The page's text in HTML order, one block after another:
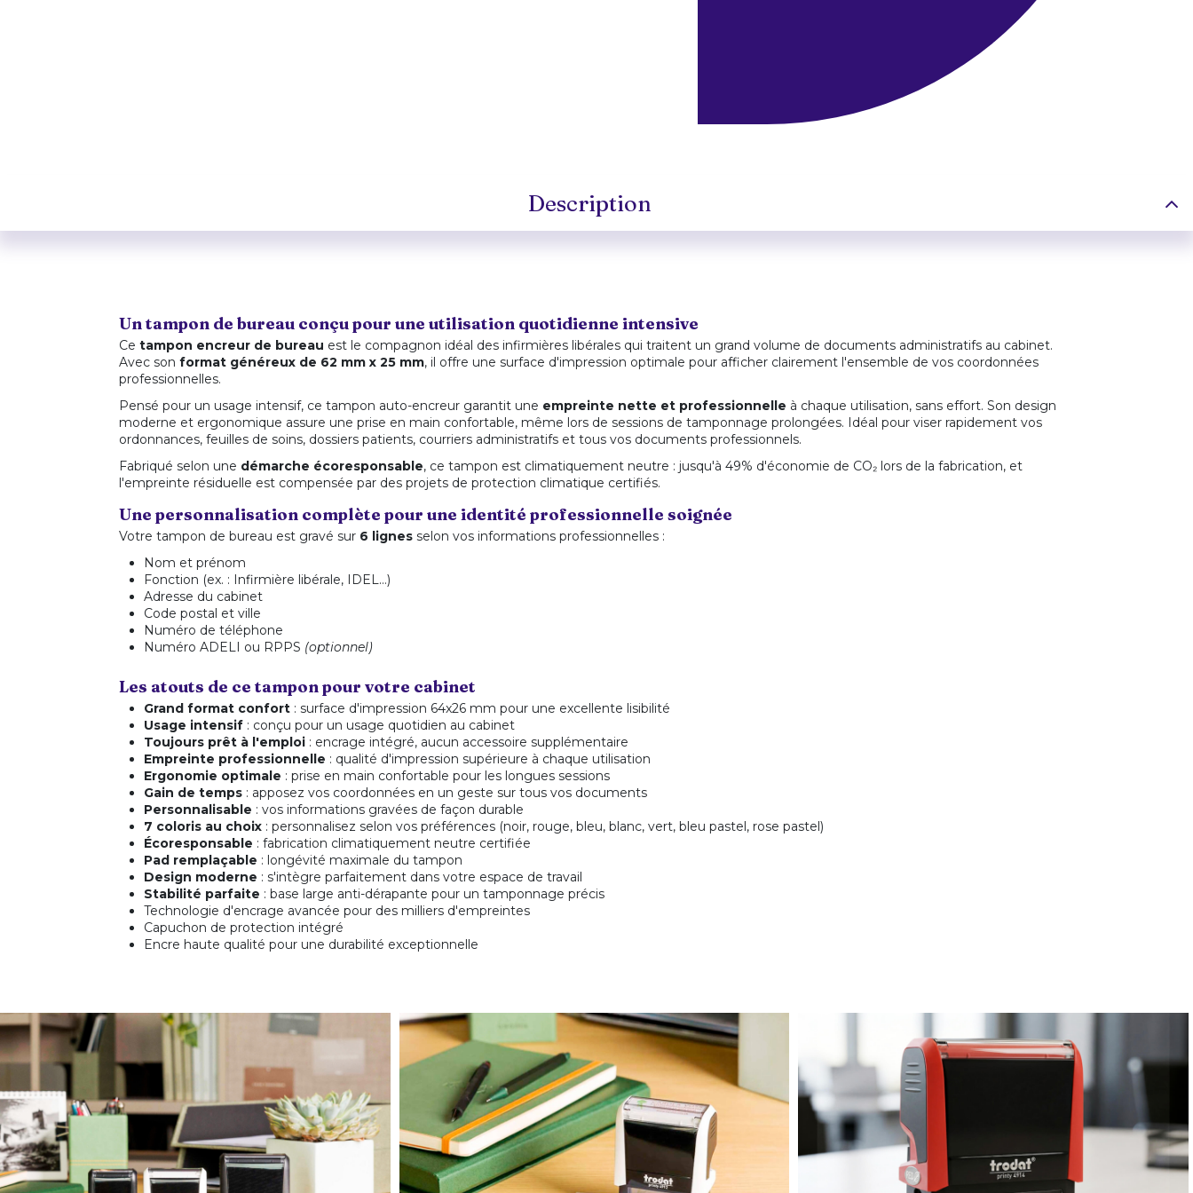
Description
Un tampon de bureau conçu pour une utilisation quotidienne intensive
Cetampon encreur de bureau est le compagnon idéal des infirmières libérales qui traitent un grand volume de documents administratifs au cabinet.
Avec sonformat généreux de 62 mm x 25 mm, il offre une surface d'impression optimale pour afficher clairement l'ensemble de vos coordonnées
professionnelles.
Pensé pour un usage intensif, ce tampon auto-encreur garantit une empreinte nette et professionnelle à chaque utilisation, sans effort. Son design
moderne et ergonomique assure une prise en main confortable, même lors de sessions de tamponnage prolongées. Idéal pour viser rapidement vos
ordonnances, feuilles de soins, dossiers patients, courriers administratifs et tous vos documents professionnels.
Fabriqué selon une démarche écoresponsable, ce tampon est climatiquement neutre : jusqu'à 49% d'économie de CO₂ lors de la fabrication, et
l'empreinte résiduelle est compensée par des projets de protection climatique certifiés.
Une personnalisation complète pour une identité professionnelle soignée
Votre tampon de bureau est gravé sur 6 lignes selon vos informations professionnelles :
Nom et prénom
Fonction (ex. : Infirmière libérale, IDEL…)
Adresse du cabinet
Code postal et ville
Numéro de téléphone
Numéro ADELI ou RPPS (optionnel)
Les atouts de ce tampon pour votre cabinet
Grand format confort : surface d'impression 64x26 mm pour une excellente lisibilité
Usage intensif : conçu pour un usage quotidien au cabinet
Toujours prêt à l'emploi : encrage intégré, aucun accessoire supplémentaire
Empreinte professionnelle : qualité d'impression supérieure à chaque utilisation
Ergonomie optimale : prise en main confortable pour les longues sessions
Gain de temps : apposez vos coordonnées en un geste sur tous vos documents
Personnalisable : vos informations gravées de façon durable
7 coloris au choix : personnalisez selon vos préférences (noir, rouge, bleu, blanc, vert, bleu pastel, rose pastel)
Écoresponsable : fabrication climatiquement neutre certifiée
Pad remplaçable : longévité maximale du tampon
Design moderne : s'intègre parfaitement dans votre espace de travail
Stabilité parfaite : base large anti-dérapante pour un tamponnage précis
Technologie d'encrage avancée pour des milliers d'empreintes
Capuchon de protection intégré
Encre haute qualité pour une durabilité exceptionnelle